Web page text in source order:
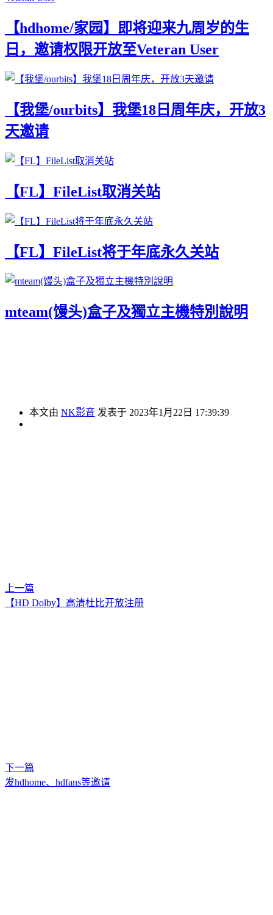
【hdhome/家园】即将迎来九周岁的生
日，邀请权限开放至Veteran User
【我堡/ourbits】我堡18日周年庆，开放3
天邀请
【FL】FileList取消关站
【FL】FileList将于年底永久关站
mteam(馒头)盒子及獨立主機特別說明
本文由 NK影音 发表于 2023年1月22日 17:39:39
上一篇
【HD Dolby】高清杜比开放注册
下一篇
发hdhome、hdfans等邀请